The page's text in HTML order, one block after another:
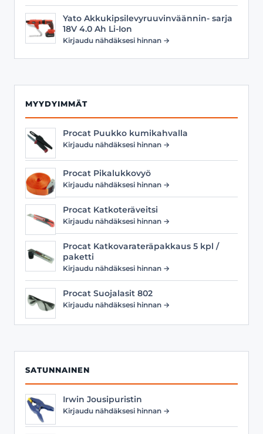
Yato Akkukipsilevyruuvinväännin- sarja
18V 4.0 Ah Li-Ion
Kirjaudu nähdäksesi hinnan →
MYYDYIMMÄT
Procat Puukko kumikahvalla
Kirjaudu nähdäksesi hinnan →
Procat Pikalukkovyö
Kirjaudu nähdäksesi hinnan →
Procat Katkoteräveitsi
Kirjaudu nähdäksesi hinnan →
Procat Katkovarateräpakkaus 5 kpl /
paketti
Kirjaudu nähdäksesi hinnan →
Procat Suojalasit 802
Kirjaudu nähdäksesi hinnan →
SATUNNAINEN
Irwin Jousipuristin
Kirjaudu nähdäksesi hinnan →